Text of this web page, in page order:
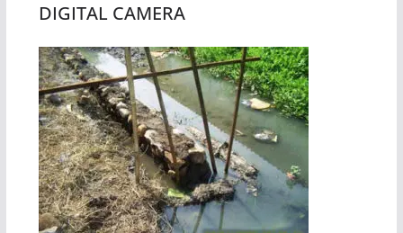
DIGITAL CAMERA